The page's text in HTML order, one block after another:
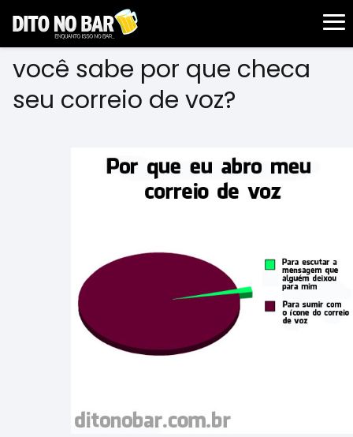
você sabe por que checa
seu correio de voz?